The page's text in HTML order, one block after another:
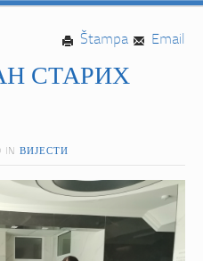
Email
Štampa
СТАРИХ
IN ВИЈЕСТИ